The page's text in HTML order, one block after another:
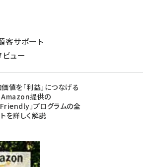
客サポート
ビュー
値を「利益」につなげる
Amazon提供の
」プログラムの全
を詳しく解説